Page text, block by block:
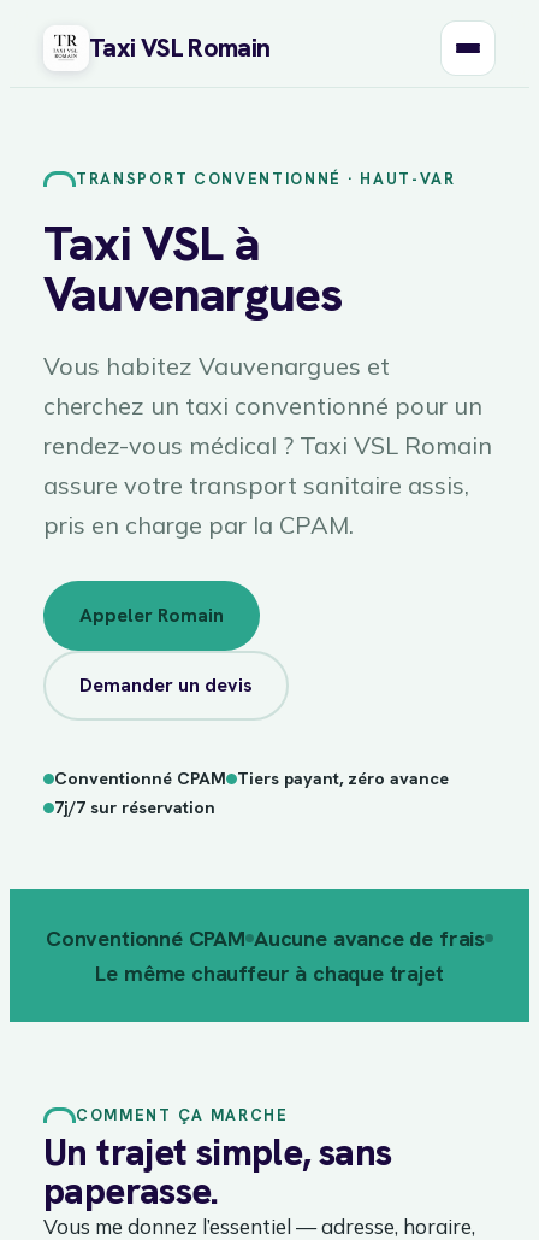
Taxi VSL Romain
TRANSPORT CONVENTIONNÉ · HAUT-VAR
Taxi VSL à
Vauvenargues
Vous habitez Vauvenargues et
cherchez un taxi conventionné pour un
rendez-vous médical ? Taxi VSL Romain
assure votre transport sanitaire assis,
pris en charge par la CPAM.
Appeler Romain
Demander un devis
Conventionné CPAM Tiers payant, zéro avance
7j/7 sur réservation
7j/7sur
réservation
Conventionné CPAM Aucune avance de frais
Le même chauffeur à chaque trajet
COMMENT ÇA MARCHE
Un trajet simple, sans
paperasse.
Vous me donnez l’essentiel — adresse, horaire,